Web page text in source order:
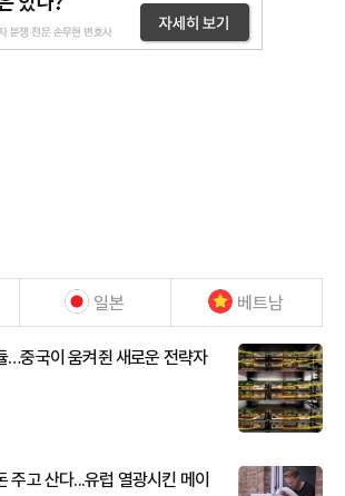
일본 베트남
…중국이 움켜쥔 새로운 전략자
주고 산다...유럽 열광시킨 메이